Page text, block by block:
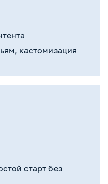
кастомизация
старт без